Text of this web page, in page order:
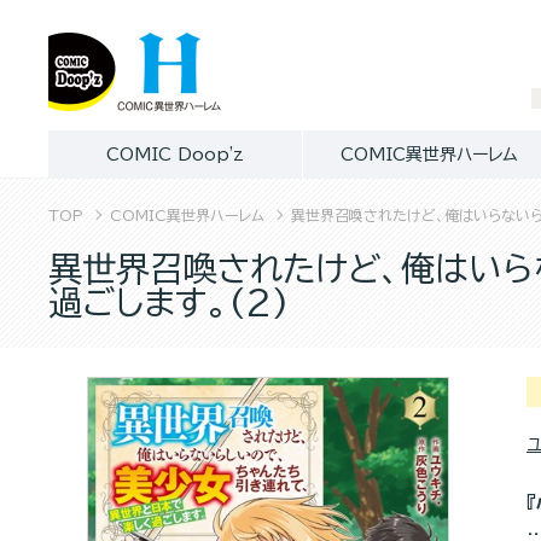
COMIC Doop'z COMIC異世界ハーレム
TOP COMIC異世界ハーレム 異世界召喚されたけど、俺はいらない
異世界召喚されたけど、俺はい
過ごします。(2)